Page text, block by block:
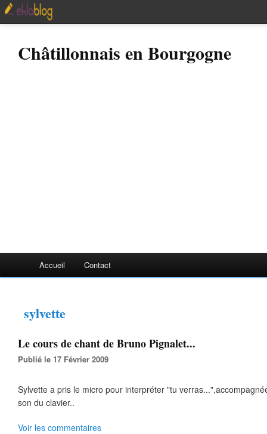
Châtillonnais en Bourgogne
Accueil Contact
sylvette
Le cours de chant de Bruno Pignalet...
Publié le 17 Février 2009
Sylvette a pris le micro pour interpréter "tu
son du clavier..
Voir les commentaires